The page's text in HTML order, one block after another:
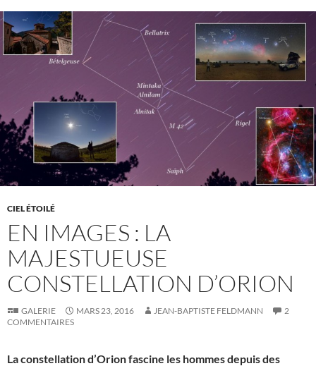
CIEL ÉTOILÉ
EN IMAGES : LA
MAJESTUEUSE
CONSTELLATION D’ORION
GALERIE MARS 23, 2016 JEAN-BAPTISTE FELDMANN
2
COMMENTAIRES
La constellation d’Orion fascine les hommes depuis des